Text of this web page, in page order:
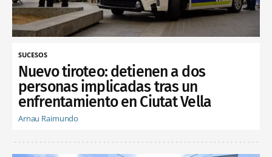
SUCESOS
Nuevo tiroteo: detienen a dos
personas implicadas tras un
enfrentamiento en Ciutat Vella
Arnau Raimundo